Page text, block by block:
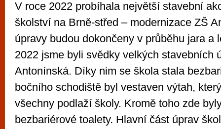
V roce 2022 probíhala největší stavební
školství na Brně-střed – modernizace ZŠ
úpravy budou dokončeny v průběhu jara a
2022 jsme byli svědky velkých stavebních
Antonínská. Díky nim se škola stala
bočního schodiště byl vestaven výtah,
všechny podlaží školy. Kromě toho zde
bezbariérové toalety. Hlavní část úprav